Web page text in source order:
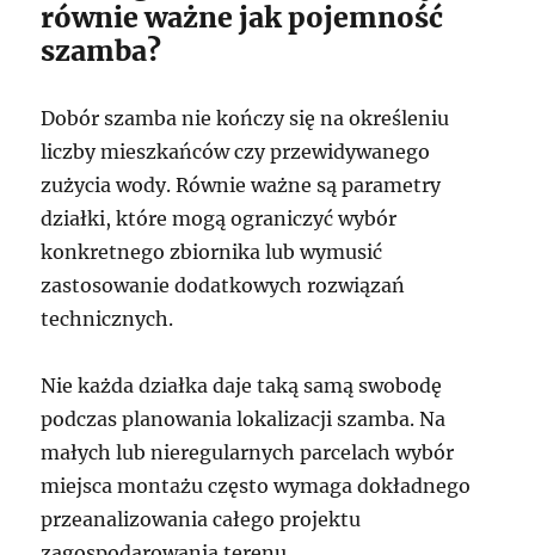
równie ważne jak pojemność
szamba?
Dobór szamba nie kończy się na określeniu
liczby mieszkańców czy przewidywanego
zużycia wody. Równie ważne są parametry
działki, które mogą ograniczyć wybór
konkretnego zbiornika lub wymusić
zastosowanie dodatkowych rozwiązań
technicznych.
Nie każda działka daje taką samą swobodę
podczas planowania lokalizacji szamba. Na
małych lub nieregularnych parcelach wybór
miejsca montażu często wymaga dokładnego
przeanalizowania całego projektu